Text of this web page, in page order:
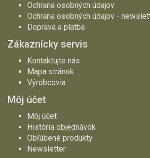
Ochrana osobných údajov
Ochrana osobných údajov -
Doprava a platba
Zákaznícky servis
Kontaktujte nás
Mapa stránok
Výrobcovia
Môj účet
Môj účet
História objednávok
Obľúbené produkty
Newsletter